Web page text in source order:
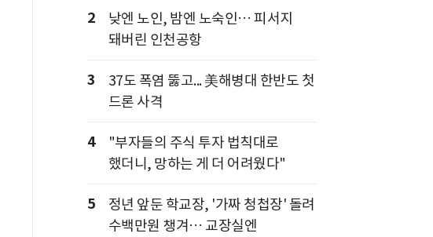
2
낮엔 노인, 밤엔 노숙인… 피서지
돼버린 인천공항
3
37도 폭염 뚫고... 美해병대 한반도 첫
드론 사격
4
"부자들의 주식 투자 법칙대로
했더니, 망하는 게 더 어려웠다"
5
정년 앞둔 학교장, '가짜 청첩장' 돌려
수백만원 챙겨… 교장실엔